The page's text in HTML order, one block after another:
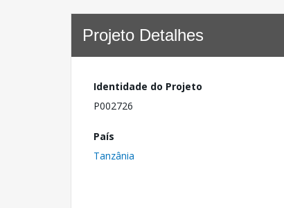
Projeto Detalhes
Identidade do Projeto
P002726
País
Tanzânia